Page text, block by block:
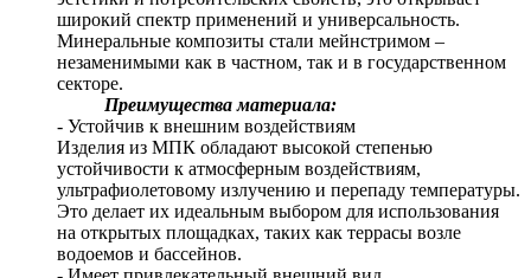
широкий спектр применений и универсальность.
Минеральные композиты стали мейнстримом –
незаменимыми как в частном, так и в государственном
секторе.
Преимущества материала:
- Устойчив к внешним воздействиям
Изделия из МПК обладают высокой степенью
устойчивости к атмосферным воздействиям,
ультрафиолетовому излучению и перепаду температуры.
Это делает их идеальным выбором для использования
на открытых площадках, таких как террасы возле
водоемов и бассейнов.